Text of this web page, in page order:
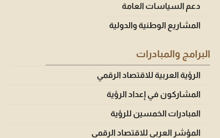
دعم السياسات العامة
المشاريع الوطنية والدولية
البرامج والمبادرات
الرؤية العربية للاقتصاد الرقمي
المشاركون في إعداد الرؤية
المبادرات الخمسين للرؤية
المؤشر العربي للاقتصاد الرقمي